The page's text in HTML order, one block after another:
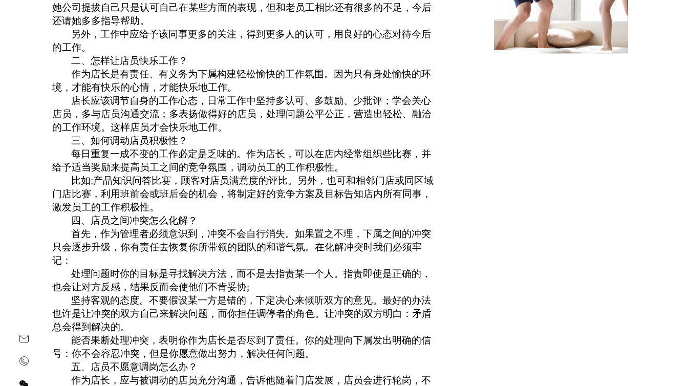
她公司提拔自己只是认可自己在某些方面的表现，但和老员工相比还有很多的不足，今后
还请她多多指导帮助。
另外，工作中应给予该同事更多的关注，得到更多人的认可，用良好的心态对待今后
的工作。
二、怎样让店员快乐工作？
作为店长是有责任、有义务为下属构建轻松愉快的工作氛围。因为只有身处愉快的环
境，才能有快乐的心情，才能快乐地工作。
店长应该调节自身的工作心态，日常工作中坚持多认可、多鼓励、少批评；学会关心
店员，多与店员沟通交流；多表扬做得好的店员，处理问题公平公正，营造出轻松、融洽
的工作环境。这样店员才会快乐地工作。
三、如何调动店员积极性？
每日重复一成不变的工作必定是乏味的。作为店长，可以在店内经常组织些比赛，并
给予适当奖励来提高员工之间的竞争氛围，调动员工的工作积极性。
比如:产品知识问答比赛，顾客对店员满意度的评比。另外，也可和相邻门店或同区域
门店比赛，利用班前会或班后会的机会，将制定好的竞争方案及目标告知店内所有同事，
激发员工的工作积极性。
四、店员之间冲突怎么化解？
首先，作为管理者必须意识到，冲突不会自行消失。如果置之不理，下属之间的冲突
只会逐步升级，你有责任去恢复你所带领的团队的和谐气氛。在化解冲突时我们必须牢
记：
处理问题时你的目标是寻找解决方法，而不是去指责某一个人。指责即使是正确的，
也会让对方反感，结果反而会使他们不肯妥协;
坚持客观的态度。不要假设某一方是错的，下定决心来倾听双方的意见。最好的办法
也许是让冲突的双方自己来解决问题，而你担任调停者的角色。让冲突的双方明白：矛盾
总会得到解决的。
能否果断处理冲突，表明你作为店长是否尽到了责任。你的处理向下属发出明确的信
号：你不会容忍冲突，但是你愿意做出努力，解决任何问题。
五、店员不愿意调岗怎么办？
作为店长，应与被调动的店员充分沟通，告诉他随着门店发展，店员会进行轮岗，不